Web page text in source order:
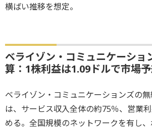
横ばい推移を想定。
ベライゾン・コミュニケーショ
算：1株利益は1.09ドルで市場
ベライゾン・コミュニケーションズの
は、サービス収入全体の約75％、営業
める。全国規模のネットワークを有し